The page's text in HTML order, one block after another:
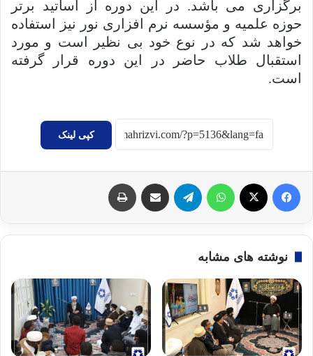
برگزاری می باشد. در این دوره از اساتید برتر
حوزه علمیه و مؤسسه نرم افزاری نور نیز استفاده
خواهد شد که در نوع خود بی نظیر است و مورد
استقبال طلاب حاضر در این دوره قرار گرفته
است.
کپی لینک
نوشته های مشابه